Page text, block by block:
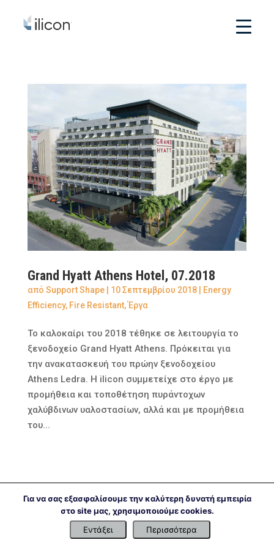
Grand Hyatt Athens Hotel, 07.2018
από Support Shape| 10 Σεπτεμβρίου 2018|
Energy
Efficiency, Fire Resistant,Έργα
Το καλοκαίρι του 2018 τέθηκε σε λειτουργία το
ξενοδοχείο Grand Hyatt Athens. Πρόκειται για
την ανακατασκευή του πρώην ξενοδοχείου
Athens Ledra. Η ilicon συμμετείχε στο έργο με
προμήθεια και τοποθέτηση πυράντοχων
χαλύβδινων υαλοστασίων, αλλά και με προμήθεια
του...
Για να σας εξασφαλίσουμε την καλύτερη δυνατή εμπειρία
στο site μας, χρησιμοποιούμε cookies.
Εντάξει
Περισσότερα